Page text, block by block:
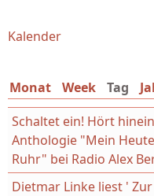
Sie sind hier
Kalender
Monat Week Tag
Schaltet ein! Hört
Anthologie "Mein
Ruhr" bei Radio Alex
Dietmar Linke liest '